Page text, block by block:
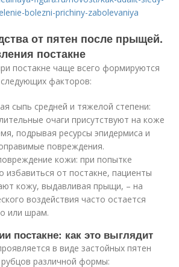
bolezni-prichiny-zabolevaniya
от пятен после прыщей.
постакне
постакне чаще всего формируются
факторов:
сыпь средней и тяжелой степени:
очаги присутствуют на коже
подрывая ресурсы эпидермиса и
повреждения.
кожи: при попытке
избавиться от постакне, пациенты
кожу, выдавливая прыщи, – на
воздействия часто остается
или шрам.
постакне: как это выглядит
в виде застойных пятен
различной формы: